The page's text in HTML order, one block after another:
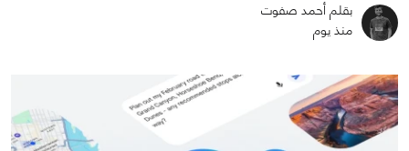
بقلم أحمد صفوت
منذ يوم